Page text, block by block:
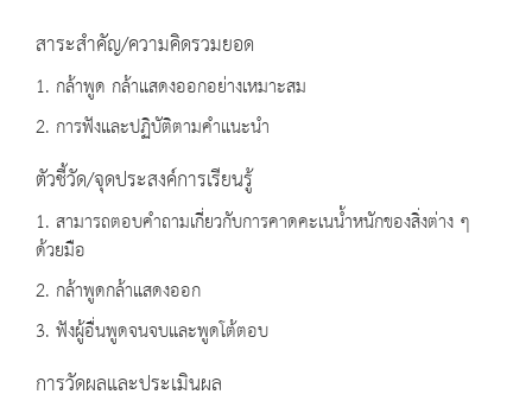
สาระสำคัญ/ความคิดรวมยอด
1. กล้าพูด กล้าแสดงออกอย่างเหมาะสม
2. การฟังและปฏิบัติตามคำแนะนำ
ตัวชี้วัด/จุดประสงค์การเรียนรู้
1. สามารถตอบคำถามเกี่ยวกับการคาดคะเนน้ำหนักของสิ่งต่าง ๆ
ด้วยมือ
2. กล้าพูดกล้าแสดงออก
3. ฟังผู้อื่นพูดจนจบและพูดโต้ตอบ
การวัดผลและประเมินผล